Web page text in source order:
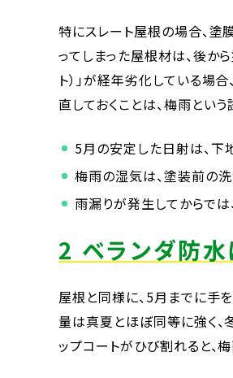
特にスレート屋根の場合、塗
ってしまった屋根材は、後か
ト）」が経年劣化している場
直しておくことは、梅雨とい
5月の安定した日射は、下
梅雨の湿気は、塗装前の洗
雨漏りが発生してからで
2 ベランダ防水
屋根と同様に、5月までに手
量は真夏とほぼ同等に強く、
ップコートがひび割れると、